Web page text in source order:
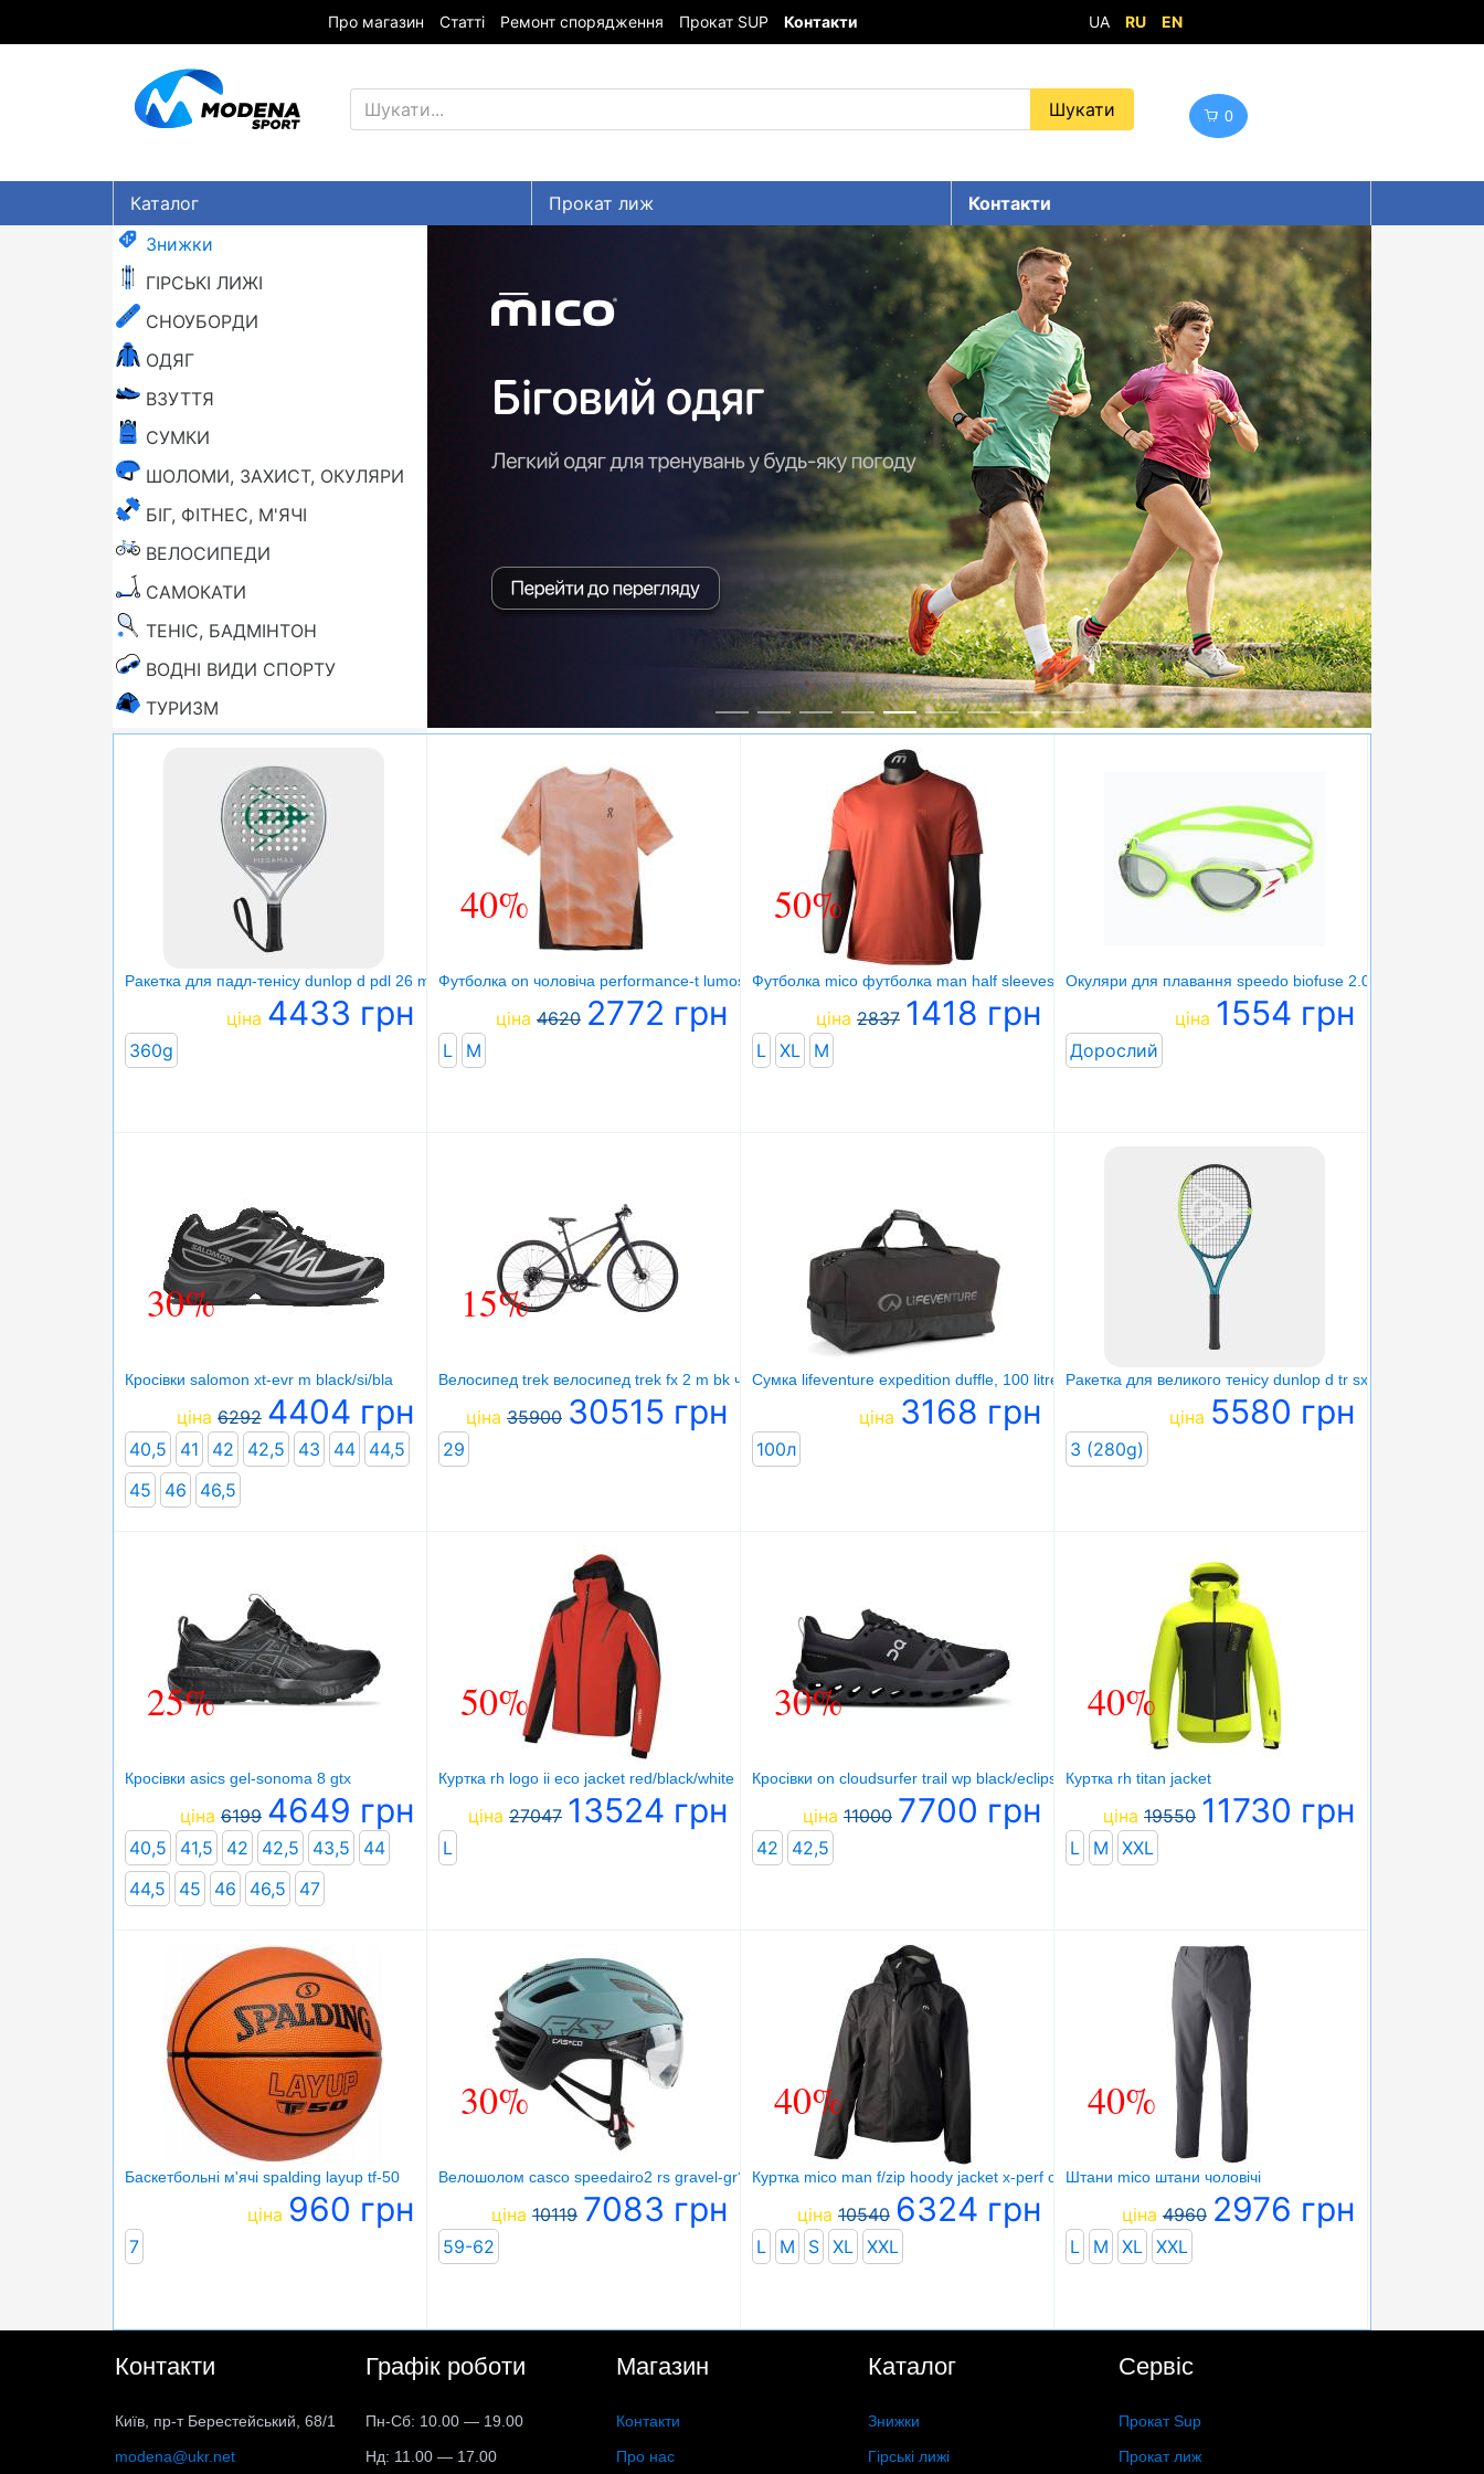
Про магазин Статті Ремонт спорядження Прокат SUP Контакти UA RU EN
0
Каталог Прокат лиж
Контакти
Знижки
ГІРСЬКІ ЛИЖІ
СНОУБОРДИ
ОДЯГ
ВЗУТТЯ
СУМКИ
ШОЛОМИ, ЗАХИСТ, ОКУЛЯРИ
БІГ, ФІТНЕС, М'ЯЧІ
ВЕЛОСИПЕДИ
САМОКАТИ
ТЕНІС, БАДМІНТОН
ВОДНІ ВИДИ СПОРТУ
ТУРИЗМ
Ракетка для падл-тенісу dunlop d pdl 26 megamax silver
ціна 4433 грн
360g
40%
Футболка on чоловіча performance-t lumos woodrose/black
ціна 4620 2772 грн
L M
50%
Футболка mico футболка man half sleeves r/neck outdoor shirt
ціна 2837 1418 грн
L XL М
Окуляри для плавання speedo biofuse 2.0 gog au green
ціна 1554 грн
Дорослий
30%
Кросівки salomon xt-evr m black/si/bla
ціна 6292 4404 грн
40,5 41 42 42,5 43 44
44,5
45
46 46,5
15%
Велосипед trek велосипед trek fx 2 m bk чорний
ціна 35900 30515 грн
29
Сумка lifeventure expedition duffle, 100 litre, black
ціна 3168 грн
100л
Ракетка для великого тенісу dunlop d tr sx team 100 g3 nh
ціна 5580 грн
3 (280g)
25%
Кросівки asics gel-sonoma 8 gtx
ціна 6199 4649 грн
40,5 41,5 42 42,5 43,5
44
44,5
45 46 46,5 47
50%
Куртка rh logo ii eco jacket red/black/white
ціна 27047 13524 грн
L
30%
Кросівки on cloudsurfer trail wp black/eclipse
ціна 11000 7700 грн
42 42,5
40%
Куртка rh titan jacket
ціна 19550 11730 грн
L M XXL
Баскетбольні м'ячі spalding layup tf-50
ціна 960 грн
7
30%
Велошолом casco speedairo2 rs gravel-gr?n2 matt
ціна 10119 7083 грн
59-62
40%
Куртка mico man f/zip hoody jacket x-perf outdoor
ціна 10540 6324 грн
L M S XL XXL
40%
Штани mico штани чоловічі
ціна 4960 2976 грн
L M XL XXL
Контакти
Київ, пр-т Берестейський, 68/1
modena@ukr.net
Графік роботи
Пн-Сб: 10.00 — 19.00
Нд: 11.00 — 17.00
Магазин
Контакти
Про нас
Каталог
Знижки
Гірські лижі
Сервіс
Прокат Sup
Прокат лиж